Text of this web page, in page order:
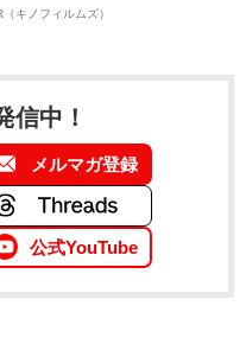
（キノフィルムズ）
信中！
メルマガ登録
公式YouTube